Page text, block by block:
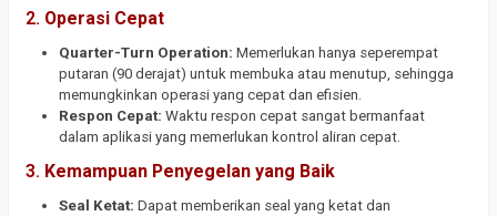
2. Operasi Cepat
Quarter-Turn Operation: Memerlukan hanya seperempat
putaran (90 derajat) untuk membuka atau menutup, sehingga
memungkinkan operasi yang cepat dan efisien.
Respon Cepat: Waktu respon cepat sangat bermanfaat
dalam aplikasi yang memerlukan kontrol aliran cepat.
3. Kemampuan Penyegelan yang Baik
Seal Ketat: Dapat memberikan seal yang ketat dan